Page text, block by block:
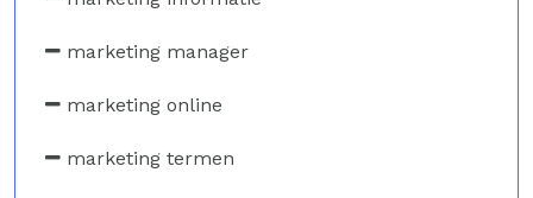
marketing manager
marketing online
marketing termen